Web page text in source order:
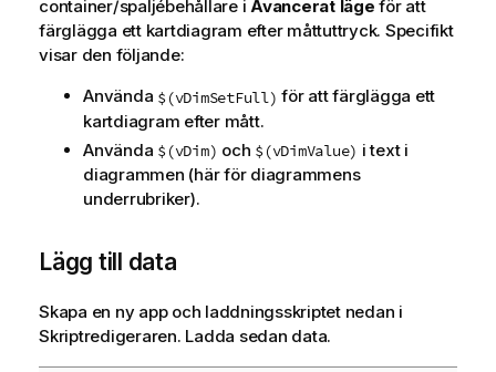
container/spaljébehållare i Avancerat läge för att
färglägga ett kartdiagram efter måttuttryck. Specifikt
visar den följande:
Använda $(vDimSetFull) för att färglägga ett
kartdiagram efter mått.
Använda $(vDim) och $(vDimValue) i text i
diagrammen (här för diagrammens
underrubriker).
Lägg till data
Skapa en ny app och laddningsskriptet nedan i
Skriptredigeraren. Ladda sedan data.